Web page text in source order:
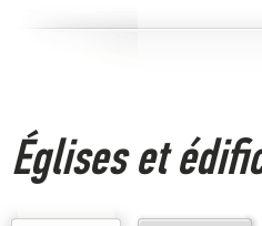
Églises et